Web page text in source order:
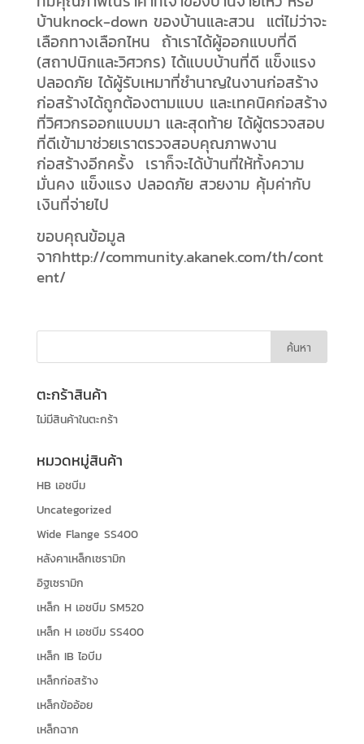
บ้านknock-down ของบ้านและสวน แต่ไม่ว่าจะ
เลือกทางเลือกไหน ถ้าเราได้ผู้ออกแบบที่ดี
(สถาปนิกและวิศวกร) ได้แบบบ้านที่ดี แข็งแรง
ปลอดภัย ได้ผู้รับเหมาที่ชำนาญในงานก่อสร้าง
ก่อสร้างได้ถูกต้องตามแบบ และเทคนิคก่อสร้าง
ที่วิศวกรออกแบบมา และสุดท้าย ได้ผู้ตรวจสอบ
ที่ดีเข้ามาช่วยเราตรวจสอบคุณภาพงาน
ก่อสร้างอีกครั้ง เราก็จะได้บ้านที่ให้ทั้งความ
มั่นคง แข็งแรง ปลอดภัย สวยงาม คุ้มค่ากับ
เงินที่จ่ายไป
ขอบคุณข้อมูล
จากhttp://community.akanek.com/th/cont
ent/
ตะกร้าสินค้า
ไม่มีสินค้าในตะกร้า
หมวดหมู่สินค้า
HB เอชบีม
Uncategorized
Wide Flange SS400
หลังคาเหล็กเซรามิก
อิฐเซรามิก
เหล็ก H เอชบีม SM520
เหล็ก H เอชบีม SS400
เหล็ก IB ไอบีม
เหล็กก่อสร้าง
เหล็กข้ออ้อย
เหล็กฉาก